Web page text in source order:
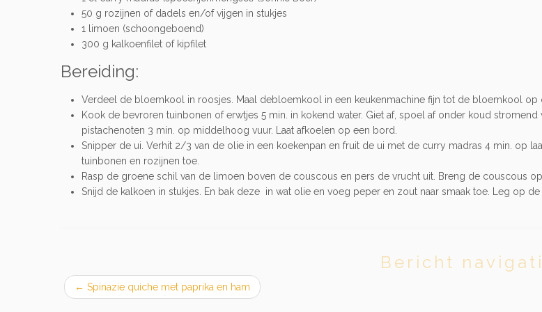
50 g rozijnen of dadels en/of vijgen in stukjes
1 limoen (schoongeboend)
300 g kalkoenfilet of kipfilet
Bereiding:
Verdeel de bloemkool in roosjes. Maal debloemkool in een keukenmachine fijn tot de bloemkool op
Kook de bevroren tuinbonen of erwtjes 5 min. in kokend water. Giet af, spoel af onder koud
pistachenoten 3 min. op middelhoog vuur. Laat afkoelen op een bord.
Snipper de ui. Verhit 2/3 van de olie in een koekenpan en fruit de ui met de curry madras 4 min. op
tuinbonen en rozijnen toe.
Rasp de groene schil van de limoen boven de couscous en pers de vrucht uit. Breng de couscous
Snijd de kalkoen in stukjes. En bak deze in wat olie en voeg peper en zout naar smaak toe. Leg op
Bericht
← Spinazie quiche met paprika en ham